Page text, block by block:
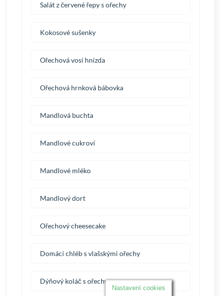
Salát z červené řepy s ořechy
Kokosové sušenky
Ořechová vosí hnízda
Ořechová hrnková bábovka
Mandlová buchta
Mandlové cukroví
Mandlové mléko
Mandlový dort
Ořechový cheesecake
Domácí chléb s vlašskými ořechy
Dýňový koláč s ořechy
Nastavení cookies